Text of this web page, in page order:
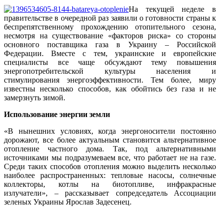
На текущей неделе в
правительстве в очередной раз заявили о готовности страны к
беспрепятственному прохождению отопительного сезона,
несмотря на существование «факторов риска» со стороны
основного поставщика газа в Украину – Российской
Федерации. Вместе с тем, украинские и европейские
специалисты все чаще обсуждают тему повышения
энергопотребительской культуры населения и
стимулирования энергоэффективности. Тем более, миру
известны несколько способов, как обойтись без газа и не
замерзнуть зимой.
Использование энергии земли
«В нынешних условиях, когда энергоносители постоянно
дорожают, все более актуальным становится альтернативное
отопление частного дома. Так, под альтернативными
источниками мы подразумеваем все, что работает не на газе.
Среди таких способов отопления можно выделить несколько
наиболее распространенных: тепловые насосы, солнечные
коллекторы, котлы на биотопливе, инфракрасные
излучатели», – рассказывает сопредседатель Ассоциации
зеленых Украины Ярослав Задесенец.